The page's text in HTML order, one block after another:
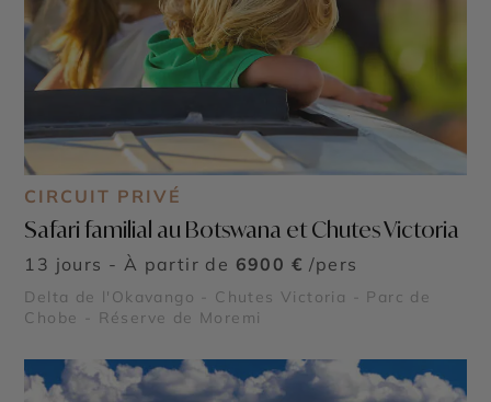
CIRCUIT PRIVÉ
Safari familial au Botswana et Chutes Victoria
13 jours - À partir de 6900 € /pers
Delta de l'Okavango - Chutes Victoria - Parc de
Chobe - Réserve de Moremi